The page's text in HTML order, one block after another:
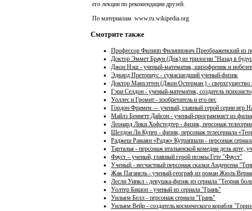
его лекции по рекомендации друзей.
По материалам www.ru.wikipedia.org
Смотрите также
Профессор Филипп Филиппович Преображенский из
Доктор Эммет Браун (Док) из трилогии "Назад в
Джон Нэш - ученый-математик, шизофреник и
Эдвард Преториус - сумасшедший ученый-физик
Доктор Манхэттен (Джон Остерман ) -
Гэри Селдон - ученый-математик, создатель
Уоллес и Громит - изобретатель и его пес
Гордон Фримен — ученый, главный герой серии игр
Майлз Беннетт Дайсон - ученый-программист из
Леонард Лики Хофстедтер - физик, персонаж
Шелдон Ли Купер - физик, персонаж телесериала
Раджеш Рамаян «Радж» Кутраппали - персонаж
Тарталья - персонаж итальянской комедии дель арте,
Фауст – ученый, главный герой поэмы Гете "Фауст"
Ученый - несчастный персонаж сказки Андерсена
Жак Паганель - ученый-географ из роман Жюль Верна
Лесли Уинкл - девушка-физик из сериала "Теория
Уолтер Бишоп - ученый из сериала "Грань"
Уильям Белл - персонаж сериала "Грань"
Уильям Вейр - создатель космического корабля